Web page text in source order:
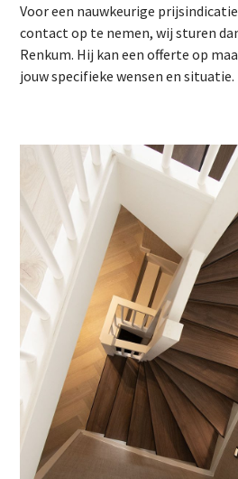
Voor een nauwkeurige
contact op te nemen, wij sturen
Renkum. Hij kan een offerte op
jouw specifieke wensen en situatie.